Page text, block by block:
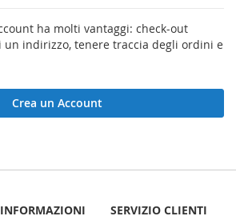
ha molti vantaggi: check-out
un indirizzo, tenere traccia degli ordini e
Crea un Account
INFORMAZIONI SERVIZIO CLIENTI